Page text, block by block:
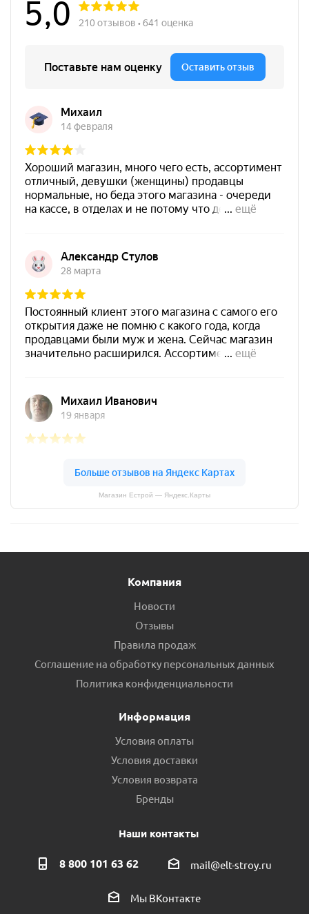
Магазин Естрой — Яндекс.Карты
Компания
Новости
Отзывы
Правила продаж
Соглашение на обработку персональных данных
Политика конфиденциальности
Информация
Условия оплаты
Условия доставки
Условия возврата
Бренды
Наши контакты
8 800 101 63 62 mail@elt-stroy.ru
Мы ВКонтакте